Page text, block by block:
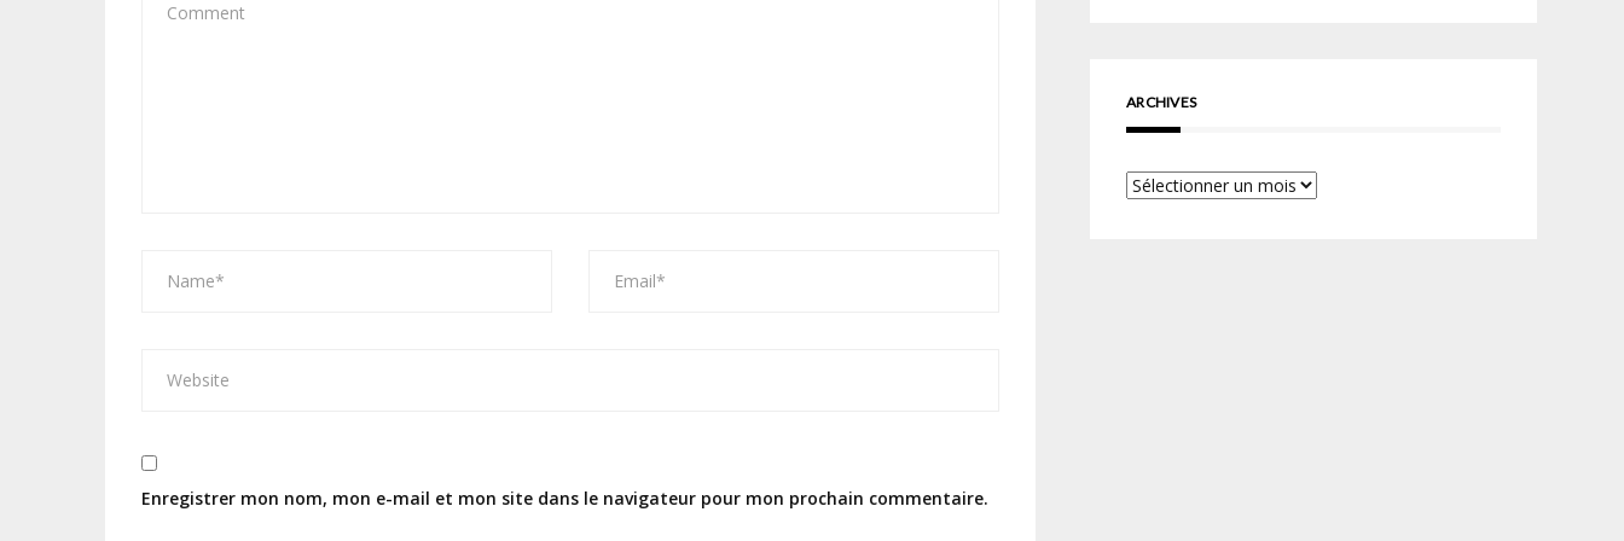
Enregistrer mon nom, mon e-mail et mon site dans le navigateur pour mon prochain commentaire.
ARCHIVES
Archives